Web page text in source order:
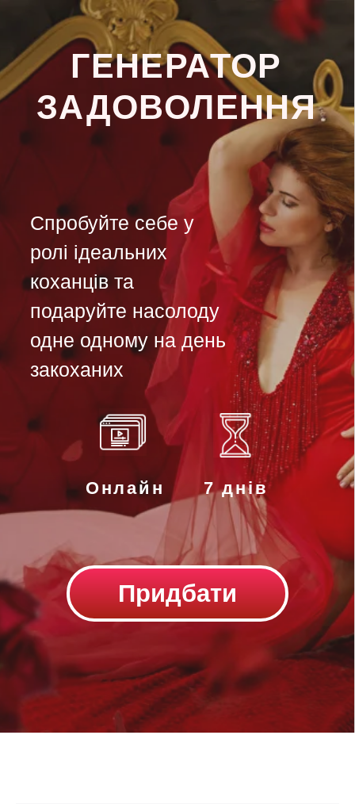
Онлайн 7 днів
коханців та
подаруйте насолоду
одне одному на день
закоханих
ГЕНЕРАТОР
ЗАДОВОЛЕННЯ
Придбати